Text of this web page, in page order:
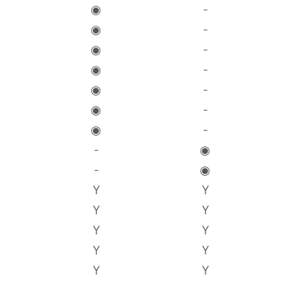
◉
-
◉
-
◉
-
◉
-
◉
-
◉
-
◉
-
-
◉
-
◉
Y
Y
Y
Y
Y
Y
Y
Y
Y
Y